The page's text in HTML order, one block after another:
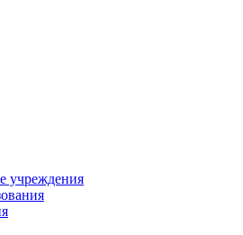
учреждения